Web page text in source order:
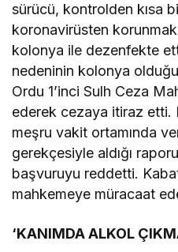
sürücü, kontrolden kısa
koronavirüsten
kolonya ile dezenfekte
nedeninin kolonya
Ordu 1’inci Sulh Ceza
ederek cezaya itiraz etti.
meşru vakit ortamında
gerekçesiyle aldığı
başvuruyu reddetti.
mahkemeye müracaat
‘KANIMDA ALKOL